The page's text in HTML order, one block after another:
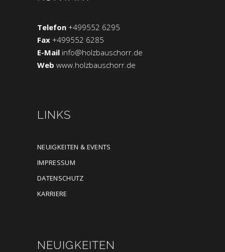
Telefon +499552 6295
Fax +499552 6285
E-Mail info@holzbauschorr.de
Web www.holzbauschorr.de
LINKS
NEUIGKEITEN & EVENTS
IMPRESSUM
DATENSCHUTZ
KARRIERE
NEUIGKEITEN